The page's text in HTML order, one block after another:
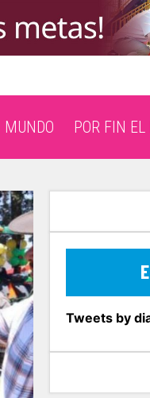
MUNDO POR FIN EL
Tweets by